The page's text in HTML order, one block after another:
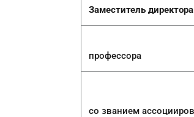
Заместитель
Доктор наук,
профессора
со званием